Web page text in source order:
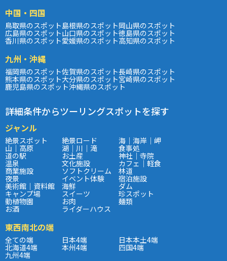
中国・四国
鳥取県のスポット島根県のスポット岡山県のスポット
広島県のスポット山口県のスポット徳島県のスポット
香川県のスポット愛媛県のスポット高知県のスポット
九州・沖縄
福岡県のスポット佐賀県のスポット長崎県のスポット
熊本県のスポット大分県のスポット宮崎県のスポット
鹿児島県のスポット沖縄県のスポット
詳細条件からツーリングスポットを探す
ジャンル
絶景スポット 絶景ロード 海｜海岸｜岬
山｜高原 湖｜川｜滝 食事処
道の駅 お土産 神社｜寺院
温泉 文化施設 カフェ｜軽食
商業施設 ソフトクリーム 林道
夜景 イベント体験 宿泊施設
美術館｜資料館 海鮮 ダム
キャンプ場 スイーツ 珍スポット
動植物園 お肉 麺類
お酒 ライダーハウス
東西南北の端
全ての端 日本4端 日本本土4端
北海道4端 本州4端 四国4端
九州4端